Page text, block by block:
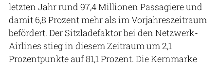
letzten Jahr rund 97,4 Millionen Passagiere und
damit 6,8 Prozent mehr als im Vorjahreszeitraum
befördert. Der Sitzladefaktor bei den Netzwerk-
Airlines stieg in diesem Zeitraum um 2,1
Prozentpunkte auf 81,1 Prozent. Die Kernmarke